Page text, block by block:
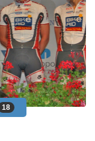
18